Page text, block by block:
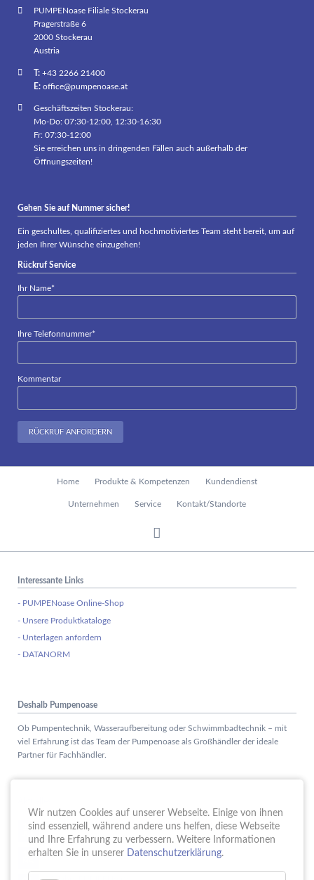
PUMPENoase Filiale Stockerau
Pragerstraße 6
2000 Stockerau
Austria
T:+43 2266 21400
E: office@pumpenoase.at
Geschäftszeiten Stockerau:
Mo-Do: 07:30-12:00, 12:30-16:30
Fr: 07:30-12:00
Sie erreichen uns in dringenden Fällen auch außerhalb der
Öffnungszeiten!
Gehen Sie auf Nummer sicher!
Ein geschultes, qualifiziertes und hochmotiviertes Team steht bereit, um auf
jeden Ihrer Wünsche einzugehen!
Rückruf Service
Pflichtfeld
Ihr Name*
Pflichtfeld
Ihre Telefonnummer*
Kommentar
RÜCKRUF ANFORDERN
Home Produkte & Kompetenzen Kundendienst
Unternehmen Service Kontakt/Standorte
Interessante Links
- PUMPENoase Online-Shop
- Unsere Produktkataloge
- Unterlagen anfordern
- DATANORM
Deshalb Pumpenoase
Ob Pumpentechnik, Wasseraufbereitung oder Schwimmbadtechnik – mit
viel Erfahrung ist das Team der Pumpenoase als Großhändler der ideale
Partner für Fachhändler.
15. Schule trifft Wirtschaft bei der PUMPENoase!
18. Vortrag IT-Sicherheit
Wir nutzen Cookies auf unserer Webseite. Einige von ihnen
sind essenziell, während andere uns helfen, diese Webseite
und Ihre Erfahrung zu verbessern. Weitere Informationen
erhalten Sie in unserer Datenschutzerklärung.